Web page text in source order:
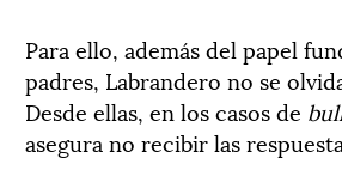
Para ello, además del papel
padres, Labrandero no se
Desde ellas, en los casos de
asegura no recibir las